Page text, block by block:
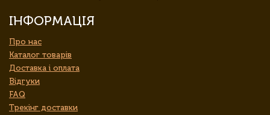
ІНФОРМАЦІЯ
Про нас
Каталог товарів
Доставка і оплата
Відгуки
FAQ
Трекінг доставки